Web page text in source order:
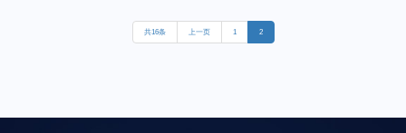
共16条 上一页 1 2